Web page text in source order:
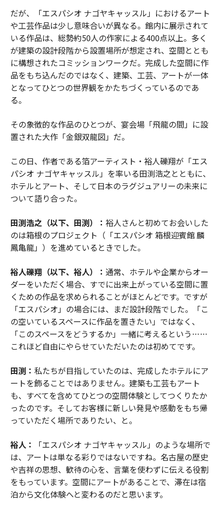
だが、「エスパシオ ナゴヤキャッスル」におけるアート
や工芸作品は少し意味合いが異なる。館内に展示されて
いる作品は、総勢約50人の作家による400点以上。多く
が建築の設計段階から設置場所が想定され、空間ととも
に構想されたコミッションワークだ。完成した空間に作
品をもち込んだのではなく、建築、工芸、アートが一体
となってひとつの世界観をかたちづくっているのであ
る。
その象徴的な作品のひとつが、宴会場「飛龍の間」に設
置された大作「金銀双龍図」だ。
この日、作者である箔アーティスト・裕人礫翔が「エス
パシオ ナゴヤキャッスル」を率いる田渕浩之とともに、
ホテルとアート、そして日本のラグジュアリーの未来に
ついて語り合った。
田渕浩之（以下、田渕）： 裕人さんと初めてお会いした
のは箱根のプロジェクト（「エスパシオ 箱根迎賓館 麟
鳳亀龍」）を進めているときでした。
裕人礫翔（以下、裕人）： 通常、ホテルや企業からオー
ダーをいただく場合、すでに出来上がっている空間に置
くための作品を求められることがほとんどです。ですが
「エスパシオ」の場合には、まだ設計段階でした。「こ
の空いているスペースに作品を置きたい」ではなく、
「このスペースをどうするか」一緒に考えるという……
これほど自由にやらせていただいたのは初めてです。
田渕： 私たちが目指していたのは、完成したホテルにア
ートを飾ることではありません。建築も工芸もアート
も、すべてを含めてひとつの空間体験としてつくりたか
ったのです。そしてお客様に新しい発見や感動をもち帰
っていただく場所でありたい、と。
裕人：
「エスパシオ ナゴヤキャッスル」のような場所で
は、アートは単なる彩りではないですね。名古屋の歴史
や吉祥の思想、歓待の心を、言葉を使わずに伝える役割
をもっています。空間にアートがあることで、滞在は宿
泊から文化体験へと変わるのだと思います。